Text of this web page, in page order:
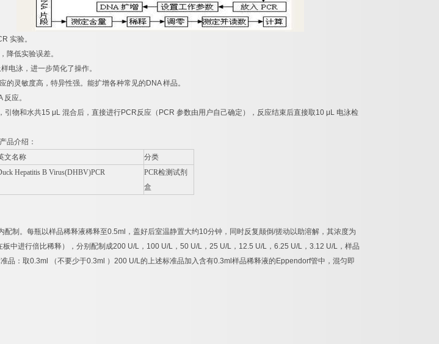
实验。
降低实验误差。
电泳，进一步简化了操作。
的灵敏度高，特异性强。能扩增各种常见的 DNA样品。
反应。
引物和水共15 μL 混合后，直接进行PCR反应（ PCR 参数由用户自己确定），反应结束后直接取10 μL 电泳检
品介绍：
文名称
分类
Hepatitis B Virus(DHBV)PCR PCR检测试剂
盒
配制。每瓶以样品稀释液稀释至0.5ml ，盖好后室温静置大约10分钟，同时反复颠倒/搓动以助溶解，其浓度为
板中进行倍比稀释），分别配制成200 U/L ， 100 U/L ， 50 U/L ， 25 U/L ， 12.5 U/L ， 6.25 U/L ， 3.12 U/L ，样品
品：取0.3ml （不要少于0.3ml ） 200 U/L的上述标准品加入含有0.3ml 样品稀释液的 Eppendorf管中，混匀即